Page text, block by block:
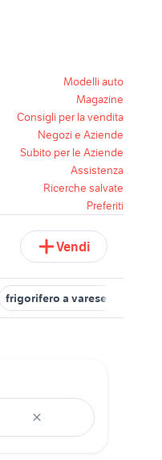
Modelli auto
Magazine
Consigli per la vendita
Negozi e Aziende
Subito per le Aziende
Assistenza
Ricerche salvate
Preferiti
Vendi
frigorifero a varese e provincia